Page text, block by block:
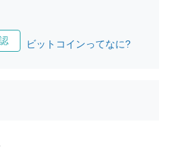
ビットコインってなに?